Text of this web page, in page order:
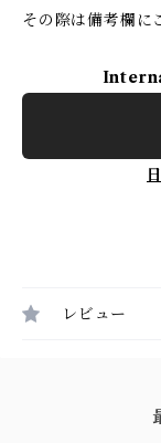
その際は備考欄に
レビュー